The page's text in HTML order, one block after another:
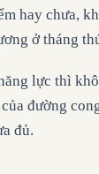
hay chưa,
ở tháng
lực thì
đường
đủ.